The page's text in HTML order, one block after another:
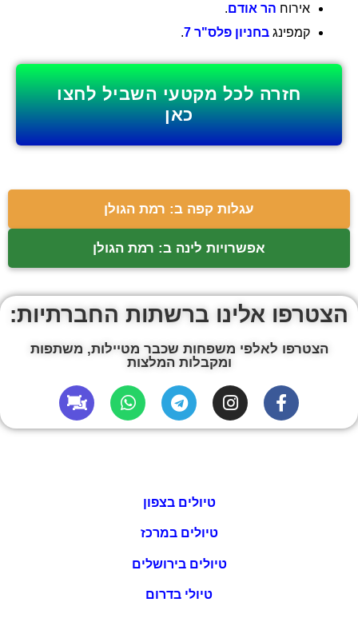
אירוח הר אודם.
קמפינג בחניון פלס"ר 7 .
חזרה לכל מקטעי השביל לחצו
כאן
עגלות קפה ב: רמת הגולן
אפשרויות לינה ב: רמת הגולן
הצטרפו אלינו ברשתות החברתיות:
הצטרפו לאלפי משפחות שכבר מטיילות, משתפות
ומקבלות המלצות
טיולים בצפון
טיולים במרכז
טיולים בירושלים
טיולי בדרום